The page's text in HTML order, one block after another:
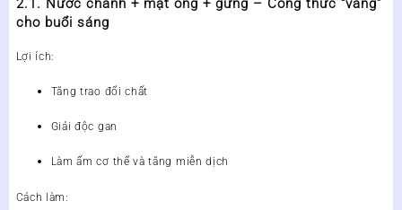
2.1. Nước chanh + mật ong + gừng – Công thức “vàng”
cho buổi sáng
Lợi ích:
Tăng trao đổi chất
Giải độc gan
Làm ấm cơ thể và tăng miễn dịch
Cách làm: